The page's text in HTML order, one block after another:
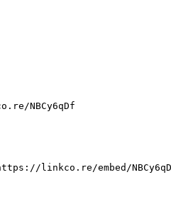
NBCy6qDf
linkco.re/embed/